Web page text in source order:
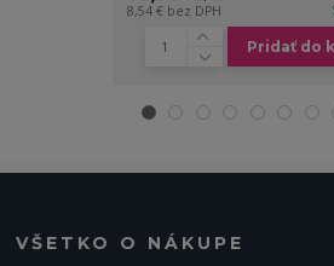
8,54 € bez DPH
Pridať do
VŠETKO O NÁKUPE